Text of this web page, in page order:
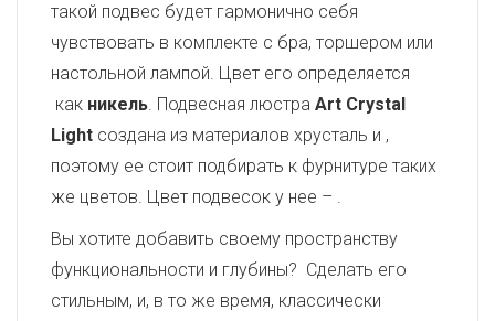
такой подвес будет гармонично себя
чувствовать в комплекте с бра, торшером или
настольной лампой. Цвет его определяется
как никель. Подвесная люстра Art Crystal
Light создана из материалов хрусталь и ,
поэтому ее стоит подбирать к фурнитуре таких
же цветов. Цвет подвесок у нее – .
Вы хотите добавить своему пространству
функциональности и глубины? Сделать его
стильным, и, в то же время, классически